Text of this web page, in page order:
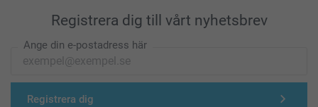
Registrera dig till vårt nyhetsbrev
Ange din e-postadress här
Registrera dig